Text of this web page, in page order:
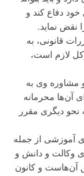
دفاع کند و
نقض نماید.
قانونی، به
لازم است،
و مشاوره وى به
آن‌ها محرمانه
نحو دیگری مقرر
آموزشی از جمله
وکالت و دانش و
آن‌هاست و کانون